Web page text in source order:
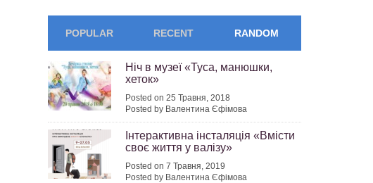
POPULAR RECENT RANDOM
Ніч в музеї «Туса, манюшки,
хеток»
Posted on 25 Травня, 2018
Posted by Валентина Єфімова
Інтерактивна інсталяція «Вмісти
своє життя у валізу»
Posted on 7 Травня, 2019
Posted by Валентина Єфімова